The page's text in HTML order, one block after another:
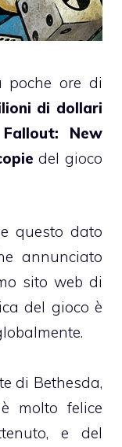
poche ore di
di dollari
Fallout: New
del gioco
questo dato
annunciato
sito web di
del gioco è
di Bethesda,
molto felice
e del